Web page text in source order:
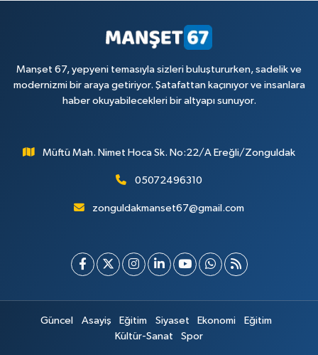
Manşet 67, yepyeni temasıyla sizleri buluştururken, sadelik ve
modernizmi bir araya getiriyor. Şatafattan kaçınıyor ve insanlara
haber okuyabilecekleri bir altyapı sunuyor.
Müftü Mah. Nimet Hoca Sk. No:22/A Ereğli/Zonguldak
05072496310
zonguldakmanset67@gmail.com
Güncel Asayiş Eğitim Siyaset Ekonomi
Eğitim
Kültür-Sanat
Spor